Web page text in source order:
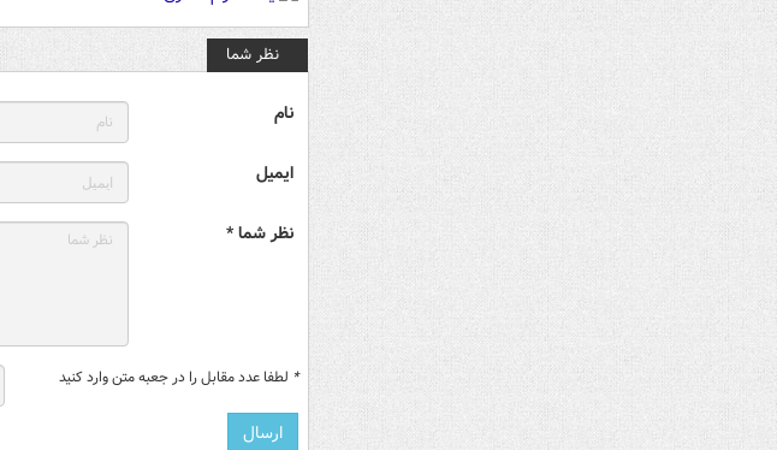
نظر شما
نام
ایمیل
نظر شما *
* لطفا عدد مقابل را در جعبه متن وارد کنید